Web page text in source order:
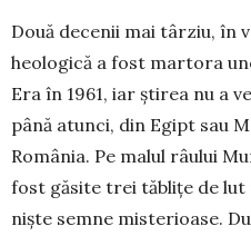
Două decenii mai târziu, în
heologică a fost martora
Era în 1961, iar ştirea nu a
până atunci, din Egipt sau
România. Pe ma­lul râului
fost găsite trei tăbliţe de lut
nişte semne misterioase.